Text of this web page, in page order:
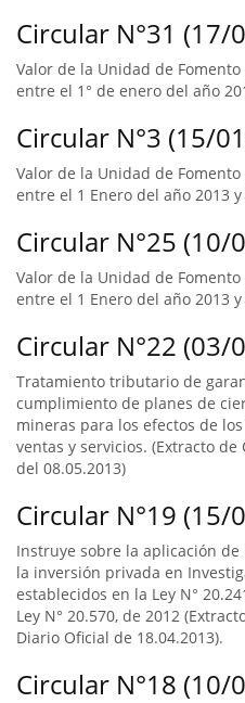
Circular N°31 (17/
Valor de la Unidad de
entre el 1° de enero del año
Circular N°3 (15/
Valor de la Unidad de
entre el 1 Enero del año 2013
Circular N°25 (10/
Valor de la Unidad de
entre el 1 Enero del año 2013
Circular N°22 (03/
Tratamiento tributario de
cumplimiento de planes de
mineras para los efectos de
ventas y servicios. (Extracto
del 08.05.2013)
Circular N°19 (15/
Instruye sobre la aplicación
la inversión privada en
establecidos en la Ley N°
Ley N° 20.570, de 2012
Diario Oficial de 18.04.2013).
Circular N°18 (10/